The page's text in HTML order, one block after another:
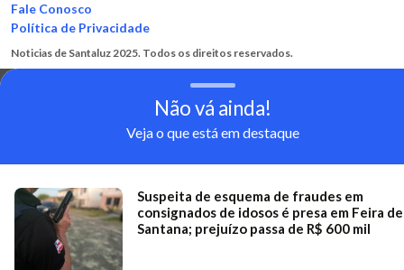
Fale Conosco
Política de Privacidade
Noticias de Santaluz 2025. Todos os direitos reservados.
Não vá ainda!
Veja o que está em destaque
Suspeita de esquema de fraudes em
consignados de idosos é presa em Feira de
Santana; prejuízo passa de R$ 600 mil